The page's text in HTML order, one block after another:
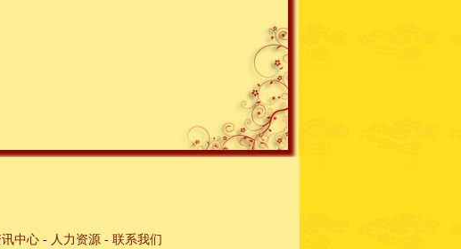
讯中心 - 人力资源 - 联系我们